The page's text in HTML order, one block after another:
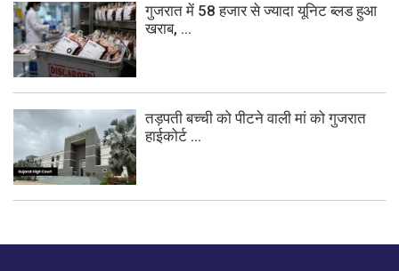
गुजरात में 58 हजार से ज्यादा यूनिट ब्लड हुआ
खराब, ...
तड़पती बच्ची को पीटने वाली मां को गुजरात
हाईकोर्ट ...